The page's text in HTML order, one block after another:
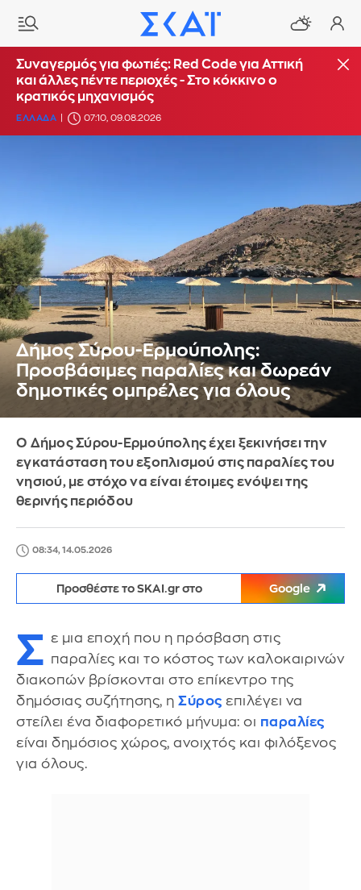
Συναγερμός για φωτιές: Red Code για Αττική
και άλλες πέντε περιοχές - Στο κόκκινο ο
κρατικός μηχανισμός
ΕΛΛΑΔΑ 07:10, 09.08.2026
Δήμος Σύρου-Ερμούπολης:
Προσβάσιμες παραλίες και δωρεάν
δημοτικές ομπρέλες για όλους
Ο Δήμος Σύρου-Ερμούπολης έχει ξεκινήσει την
εγκατάσταση του εξοπλισμού στις παραλίες του
νησιού, με στόχο να είναι έτοιμες ενόψει της
θερινής περιόδου
08:34, 14.05.2026
Προσθέστε το SKAI.gr στο Google
Σ ε μια εποχή που η πρόσβαση στις
παραλίες και το κόστος των καλοκαιρινών
διακοπών βρίσκονται στο επίκεντρο της
δημόσιας συζήτησης, η Σύρος επιλέγει να
στείλει ένα διαφορετικό μήνυμα: οι παραλίες
είναι δημόσιος χώρος, ανοιχτός και φιλόξενος
για όλους.